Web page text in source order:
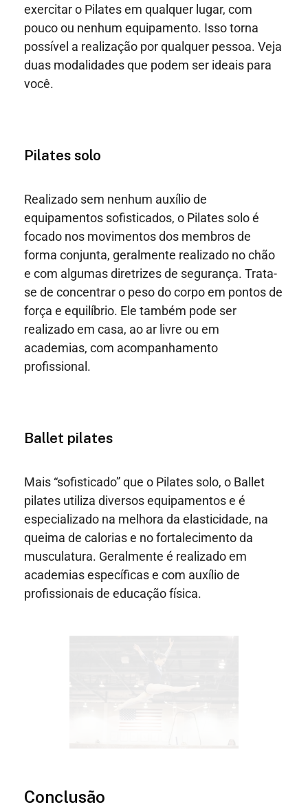
exercitar o Pilates em qualquer lugar, com
pouco ou nenhum equipamento. Isso torna
possível a realização por qualquer pessoa. Veja
duas modalidades que podem ser ideais para
você.
Pilates solo
Realizado sem nenhum auxílio de
equipamentos sofisticados, o Pilates solo é
focado nos movimentos dos membros de
forma conjunta, geralmente realizado no chão
e com algumas diretrizes de segurança. Trata-
se de concentrar o peso do corpo em pontos de
força e equilíbrio. Ele também pode ser
realizado em casa, ao ar livre ou em
academias, com acompanhamento
profissional.
Ballet pilates
Mais “sofisticado” que o Pilates solo, o Ballet
pilates utiliza diversos equipamentos e é
especializado na melhora da elasticidade, na
queima de calorias e no fortalecimento da
musculatura. Geralmente é realizado em
academias específicas e com auxílio de
profissionais de educação física.
Conclusão